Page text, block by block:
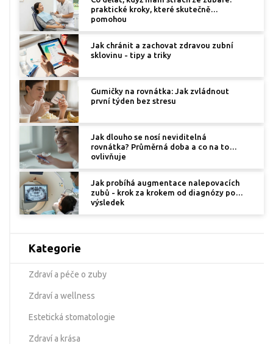
praktické kroky, které skutečně
pomohou
Jak chránit a zachovat zdravou zubní
sklovinu - tipy a triky
Gumičky na rovnátka: Jak zvládnout
první týden bez stresu
Jak dlouho se nosí neviditelná
rovnátka? Průměrná doba a co na to
ovlivňuje
Jak probíhá augmentace nalepovacích
zubů - krok za krokem od diagnózy po
výsledek
Kategorie
Zdraví a péče o zuby
Zdraví a wellness
Estetická stomatologie
Zdraví a krása